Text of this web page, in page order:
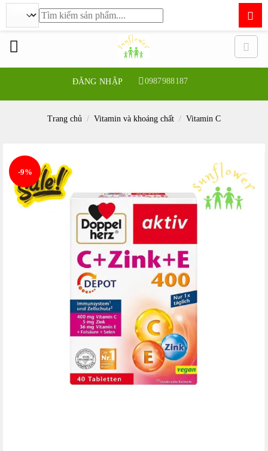
ĐĂNG NHẬP 0987988187
Tìm
kiếm:
Trang chủ / Vitamin và khoáng chất / Vitamin C
-9%